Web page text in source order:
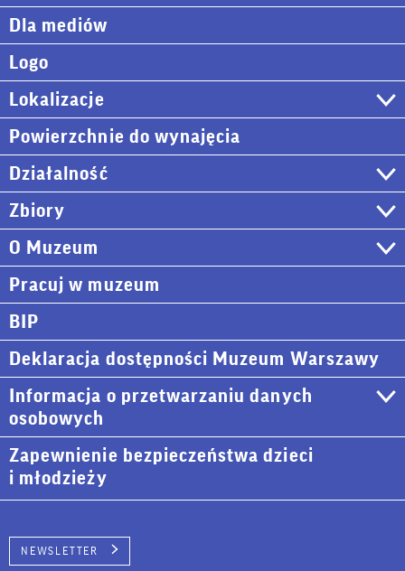
Dla mediów
Logo
Lokalizacje
Powierzchnie do wynajęcia
Działalność
Zbiory
O Muzeum
Pracuj w muzeum
BIP
Deklaracja dostępności Muzeum Warszawy
Informacja o przetwarzaniu danych
osobowych
Zapewnienie bezpieczeństwa dzieci
i młodzieży
NEWSLETTER